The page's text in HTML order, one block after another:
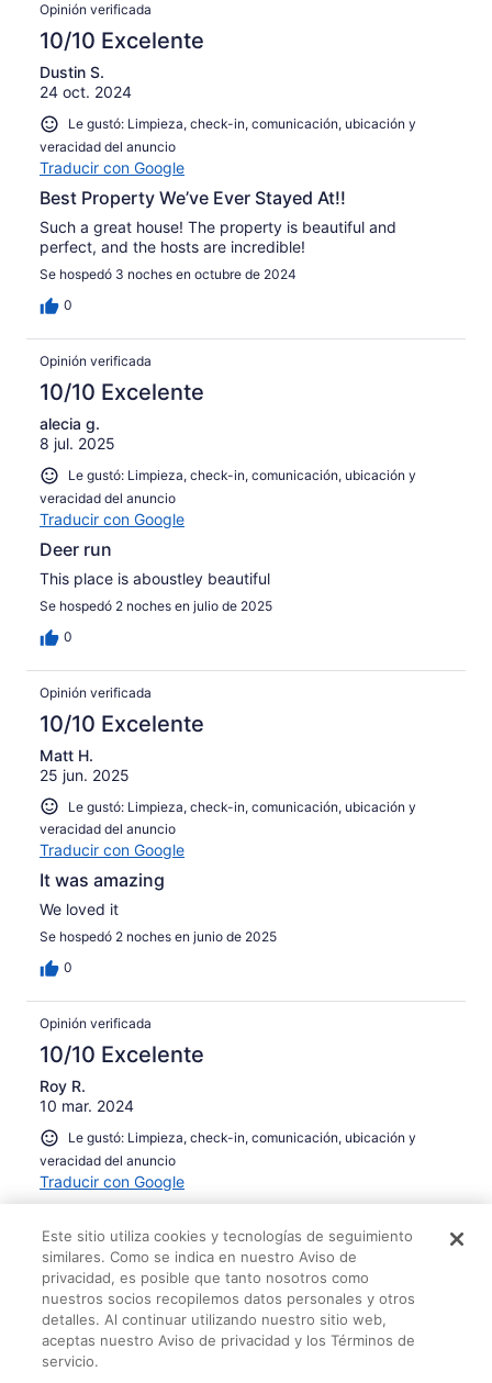
Opinión verificada
10/10 Excelente
Dustin S.
24 oct. 2024
Le gustó: Limpieza, check-in, comunicación, ubicación y
veracidad del anuncio
Traducir con Google
Best Property We’ve Ever Stayed At!!
Such a great house! The property is beautiful and
perfect, and the hosts are incredible!
Se hospedó 3 noches en octubre de 2024
0
Opinión verificada
10/10 Excelente
alecia g.
8 jul. 2025
Le gustó: Limpieza, check-in, comunicación, ubicación y
veracidad del anuncio
Traducir con Google
Deer run
This place is aboustley beautiful
Se hospedó 2 noches en julio de 2025
0
Opinión verificada
10/10 Excelente
Matt H.
25 jun. 2025
Le gustó: Limpieza, check-in, comunicación, ubicación y
veracidad del anuncio
Traducir con Google
It was amazing
We loved it
Se hospedó 2 noches en junio de 2025
0
Opinión verificada
10/10 Excelente
Roy R.
10 mar. 2024
Le gustó: Limpieza, check-in, comunicación, ubicación y
veracidad del anuncio
Traducir con Google
Amazing Property
Would definitely recommend booking!
0
Opinión verificada
Este sitio utiliza cookies y tecnologías de seguimiento
similares. Como se indica en nuestro Aviso de
privacidad, es posible que tanto nosotros como
nuestros socios recopilemos datos personales y otros
detalles. Al continuar utilizando nuestro sitio web,
aceptas nuestro Aviso de privacidad y los Términos de
servicio.